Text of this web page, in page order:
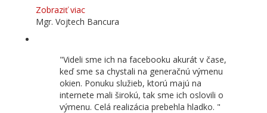
Zobraziť viac
Mgr. Vojtech Bancura
Videli sme ich na facebooku akurát v čase,
keď sme sa chystali na generačnú výmenu
okien. Ponuku služieb, ktorú majú na
internete mali širokú, tak sme ich oslovili o
výmenu. Celá realizácia prebehla hladko.